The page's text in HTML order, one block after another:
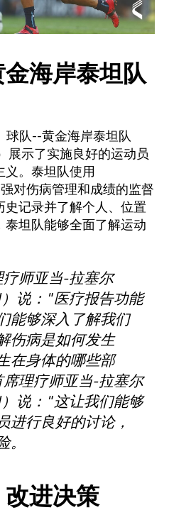
海岸泰坦队
球队--黄金海岸泰坦队
示了实施良好的运动员
义。泰坦队使用
对伤病管理和成绩的监督
记录并了解个人、位置
坦队能够全面了解运动
师亚当-拉塞尔
说："医疗报告功能
能够深入了解我们
伤病是如何发生
在身体的哪些部
理疗师亚当-拉塞尔
说："这让我们能够
进行良好的讨论，
。
进决策